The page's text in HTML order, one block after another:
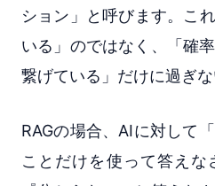
ション」と呼びます。こ
いる」のではなく、「確
繋げている」だけに過ぎな
RAGの場合、AIに対して
ことだけを使って答え